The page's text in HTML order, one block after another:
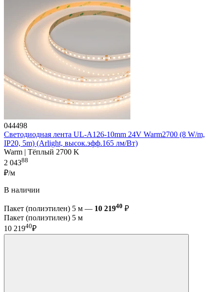
044498
Светодиодная лента UL-A126-10mm 24V Warm2700 (8 W/m,
IP20, 5m) (Arlight, высок.эфф.165 лм/Вт)
Warm | Тёплый 2700 K
2 04388
₽/м
В наличии
Пакет (полиэтилен) 5 м — 10 21940 ₽
Пакет (полиэтилен) 5 м
10 21940₽